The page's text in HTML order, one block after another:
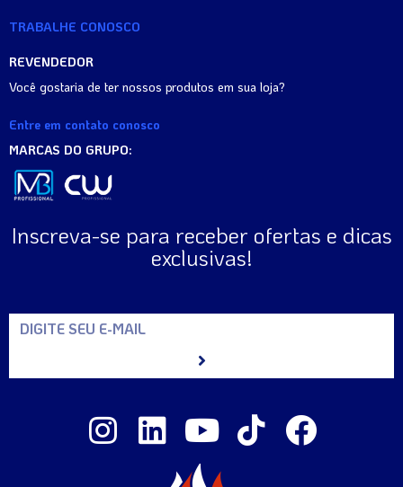
TRABALHE CONOSCO
REVENDEDOR
Você gostaria de ter nossos produtos em sua loja?
Entre em contato conosco
MARCAS DO GRUPO:
Inscreva-se para receber ofertas e dicas
exclusivas!